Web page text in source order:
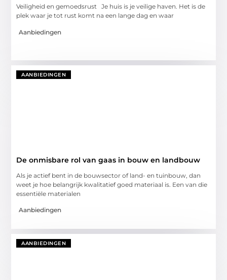
Veiligheid en gemoedsrust Je huis is je veilige haven. Het is de
plek waar je tot rust komt na een lange dag en waar
Aanbiedingen
AANBIEDINGEN
De onmisbare rol van gaas in bouw en landbouw
Als je actief bent in de bouwsector of land- en tuinbouw, dan
weet je hoe belangrijk kwalitatief goed materiaal is. Een van die
essentiële materialen
Aanbiedingen
AANBIEDINGEN